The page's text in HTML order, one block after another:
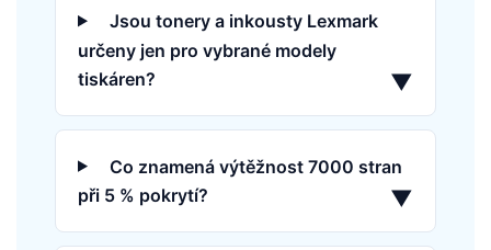
Jsou tonery a inkousty Lexmark
určeny jen pro vybrané modely
tiskáren?
▼
Co znamená výtěžnost 7000 stran
při 5 % pokrytí?
▼